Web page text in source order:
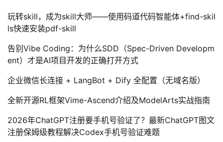
玩转skill，成为skill大师——使用码道代码智能体+find-skil
ls快速安装pdf-skill
告别Vibe Coding：为什么SDD（Spec-Driven Developm
ent）才是AI项目开发的正确打开方式
企业微信长连接 + LangBot + Dify 全配置（无域名版）
全新开源RL框架Vime-Ascend介绍及ModelArts实战指南
2026年ChatGPT注册要手机号验证了？最新ChatGPT图文
注册保姆级教程解决Codex手机号验证难题